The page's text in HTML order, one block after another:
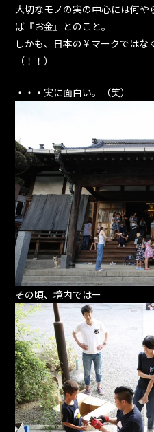
大切なモノの実の中心には何
ば『お金』とのこと。
しかも、日本の ¥ マークではな
（！！）
・・・実に面白い。（笑）
その頃、境内ではー